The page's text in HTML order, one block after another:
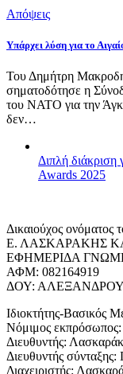
Απόψεις
Υπάρχει λύση για το
Του Δημήτρη
σηματοδότησε η
του ΝΑΤΟ για την
δεν…
Διπλή
Awards 2025
Δικαιούχος ονόματος
Ε. ΛΑΣΚΑΡΑΚΗΣ
ΕΦΗΜΕΡΙΔΑ
ΑΦΜ: 082164919
ΔΟΥ:
Ιδιοκτήτης-Βασικός
Νόμιμος
Διευθυντής:
Διευθυντής σύνταξης:
Διαχειριστής: